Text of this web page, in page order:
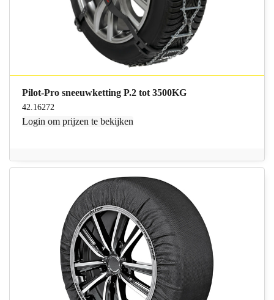
Pilot-Pro sneeuwketting P.2 tot 3500KG
42.16272
Login om prijzen te bekijken